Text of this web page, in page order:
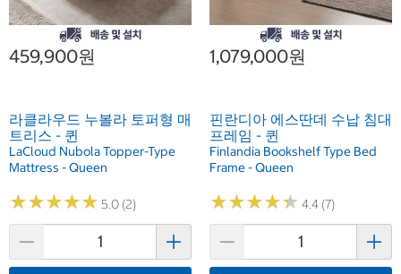
459,900원
라클라우드 누볼라 토퍼형 매
트리스 - 퀸
LaCloud Nubola Topper-Type
Mattress - Queen
★★★★★
★★★★★ 5.0 (2)
1,079,000원
핀란디아 에스딴데 수납 침대
프레임 - 퀸
Finlandia Bookshelf Type Bed
Frame - Queen
★★★★★
★★★★★ 4.4 (7)